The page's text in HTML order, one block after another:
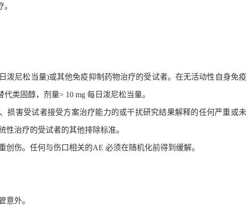
泼尼松当量)或其他免疫抑制药物治疗的受试者。在无活动性自身免疫
类固醇，剂量> 10 mg 每日泼尼松当量。
损害受试者接受方案治疗能力的或干扰研究结果解释的任何严重或未
治疗的受试者的其他排除标准。
伤。任何与伤口相关的AE 必须在随机化前得到缓解。
意外。